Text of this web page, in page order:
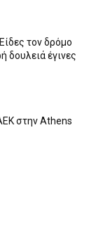
τον δρόμο
δουλειά έγινες
στην Athens